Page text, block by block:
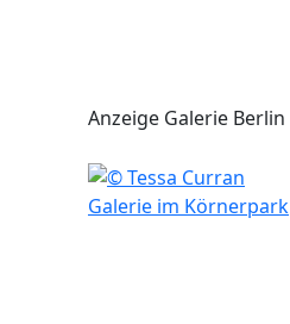
Anzeige Galerie Berlin
Galerie im Körnerpark